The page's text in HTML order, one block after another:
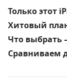
Только этот
Хитовый
Что выбрать
Сравниваем